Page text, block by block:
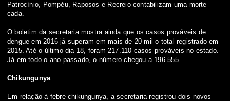
Patrocínio, Pompéu, Raposos e Recreio contabilizam uma morte
cada.
O boletim da secretaria mostra ainda que os casos prováveis de
dengue em 2016 já superam em mais de 20 mil o total registrado em
2015. Até o último dia 18, foram 217.110 casos prováveis no estado.
Já em todo o ano passado, o número chegou a 196.555.
Chikungunya
Em relação à febre chikungunya, a secretaria registrou dois novos